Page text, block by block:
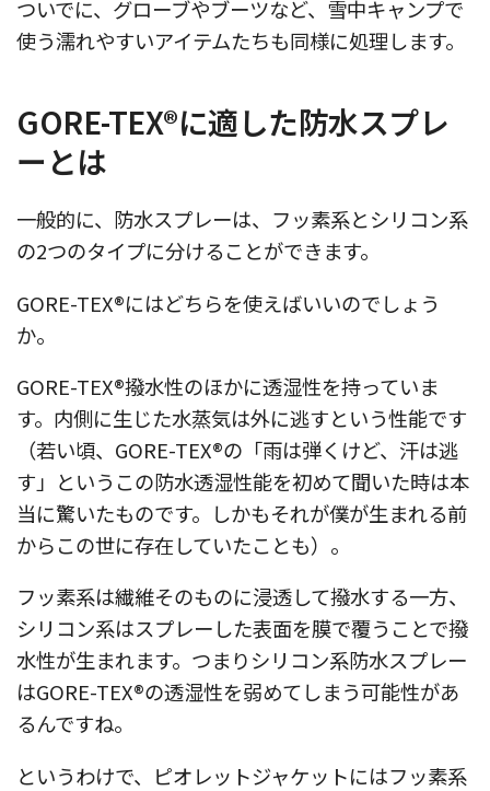
ついでに、グローブやブーツなど、雪中キャンプで
使う濡れやすいアイテムたちも同様に処理します。
GORE-TEX®に適した防水スプレ
ーとは
一般的に、防水スプレーは、フッ素系とシリコン系
の2つのタイプに分けることができます。
GORE-TEX®にはどちらを使えばいいのでしょう
か。
GORE-TEX®撥水性のほかに透湿性を持っていま
す。内側に生じた水蒸気は外に逃すという性能です
（若い頃、GORE-TEX®の「雨は弾くけど、汗は逃
す」というこの防水透湿性能を初めて聞いた時は本
当に驚いたものです。しかもそれが僕が生まれる前
からこの世に存在していたことも）。
フッ素系は繊維そのものに浸透して撥水する一方、
シリコン系はスプレーした表面を膜で覆うことで撥
水性が生まれます。つまりシリコン系防水スプレー
はGORE-TEX®の透湿性を弱めてしまう可能性があ
るんですね。
というわけで、ピオレットジャケットにはフッ素系